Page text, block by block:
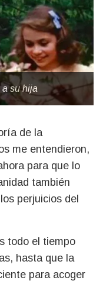
a su hija
me entendieron,
para que lo
también
perjuicios del
todo el tiempo
hasta que la
para acoger